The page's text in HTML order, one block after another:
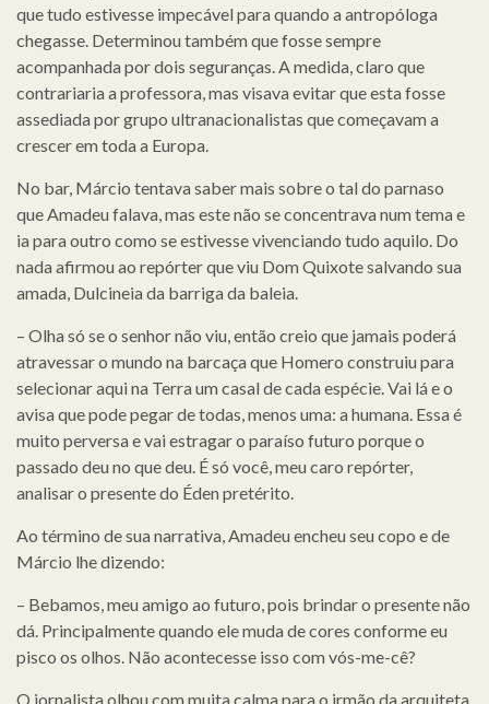
que tudo estivesse impecável para quando a antropóloga
chegasse. Determinou também que fosse sempre
acompanhada por dois seguranças. A medida, claro que
contrariaria a professora, mas visava evitar que esta fosse
assediada por grupo ultranacionalistas que começavam a
crescer em toda a Europa.
No bar, Márcio tentava saber mais sobre o tal do parnaso
que Amadeu falava, mas este não se concentrava num tema e
ia para outro como se estivesse vivenciando tudo aquilo. Do
nada afirmou ao repórter que viu Dom Quixote salvando sua
amada, Dulcineia da barriga da baleia.
– Olha só se o senhor não viu, então creio que jamais poderá
atravessar o mundo na barcaça que Homero construiu para
selecionar aqui na Terra um casal de cada espécie. Vai lá e o
avisa que pode pegar de todas, menos uma: a humana. Essa é
muito perversa e vai estragar o paraíso futuro porque o
passado deu no que deu. É só você, meu caro repórter,
analisar o presente do Éden pretérito.
Ao término de sua narrativa, Amadeu encheu seu copo e de
Márcio lhe dizendo:
– Bebamos, meu amigo ao futuro, pois brindar o presente não
dá. Principalmente quando ele muda de cores conforme eu
pisco os olhos. Não acontecesse isso com vós-me-cê?
O jornalista olhou com muita calma para o irmão da arquiteta